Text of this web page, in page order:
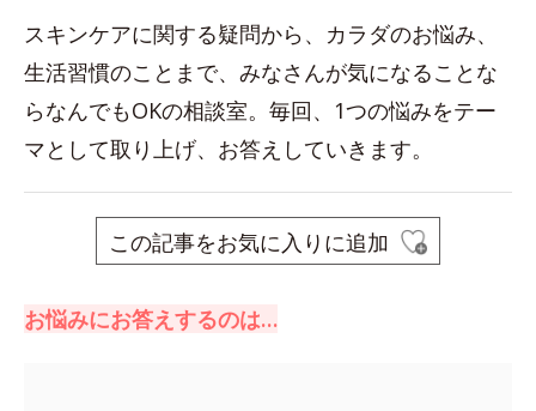
スキンケアに関する疑問から、カラダのお悩み、
生活習慣のことまで、みなさんが気になることな
らなんでもOKの相談室。毎回、1つの悩みをテー
マとして取り上げ、お答えしていきます。
この記事をお気に入りに追加
お悩みにお答えするのは…